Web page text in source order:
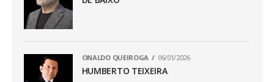
ONALDO QUEIROGA 06/01/2026
HUMBERTO TEIXEIRA